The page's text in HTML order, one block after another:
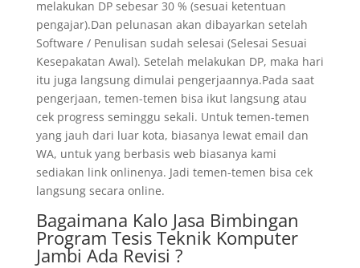
melakukan DP sebesar 30 % (sesuai ketentuan
pengajar).Dan pelunasan akan dibayarkan setelah
Software / Penulisan sudah selesai (Selesai Sesuai
Kesepakatan Awal). Setelah melakukan DP, maka hari
itu juga langsung dimulai pengerjaannya.Pada saat
pengerjaan, temen-temen bisa ikut langsung atau
cek progress seminggu sekali. Untuk temen-temen
yang jauh dari luar kota, biasanya lewat email dan
WA, untuk yang berbasis web biasanya kami
sediakan link onlinenya. Jadi temen-temen bisa cek
langsung secara online.
Bagaimana Kalo Jasa Bimbingan
Program Tesis Teknik Komputer
Jambi Ada Revisi ?